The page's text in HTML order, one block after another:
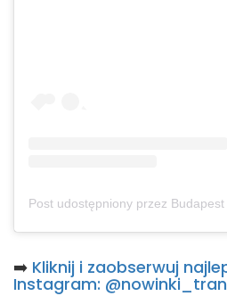
➡️ Kliknij i zaobserwuj
Instagram: